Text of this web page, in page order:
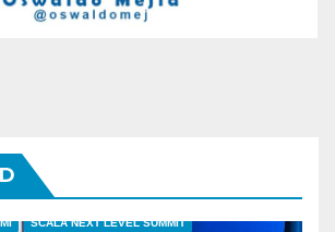
SCALA NEXT LEVEL SUMMIT